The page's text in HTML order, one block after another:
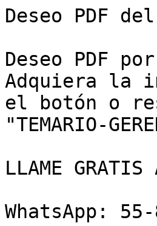
Deseo PDF del
Deseo PDF
Adquiera la
el botón o
"TEMARIO-
LLAME
WhatsApp: